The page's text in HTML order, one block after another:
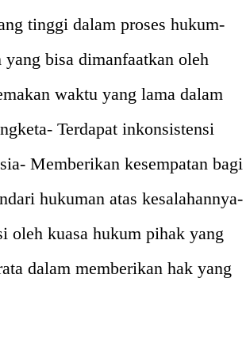
tinggi dalam proses hukum-
bisa dimanfaatkan oleh
waktu yang lama dalam
Terdapat inkonsistensi
Memberikan kesempatan bagi
hukuman atas kesalahannya-
oleh kuasa hukum pihak yang
dalam memberikan hak yang